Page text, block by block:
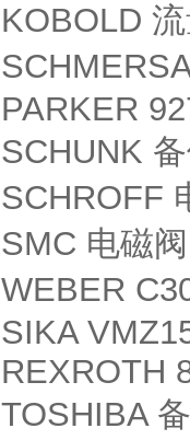
KOBOLD
PARKER
SCHUNK
SCHROFF
SMC 电磁阀
WEBER
SIKA
REXROTH
TOSHIBA